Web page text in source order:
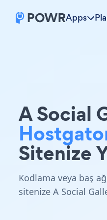
Apps
A Social
Sitenize
Kodlama veya baş
sitenize A Social